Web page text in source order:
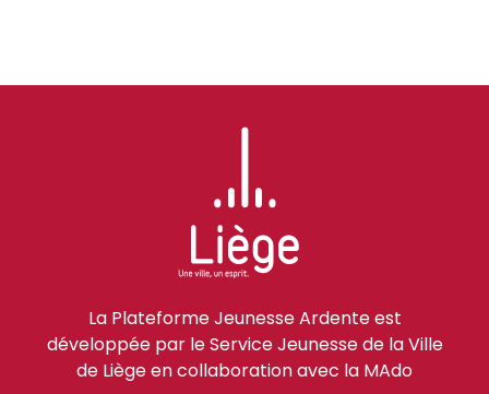
La Plateforme Jeunesse Ardente est
développée par le Service Jeunesse de la Ville
de Liège en collaboration avec la MAdo